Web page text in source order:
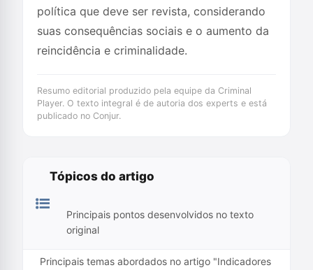
política que deve ser revista, considerando
suas consequências sociais e o aumento da
reincidência e criminalidade.
Resumo editorial produzido pela equipe da Criminal
Player. O texto integral é de autoria dos experts e está
publicado no Conjur.
Tópicos do artigo
Principais pontos desenvolvidos no texto
original
Principais temas abordados no artigo "Indicadores